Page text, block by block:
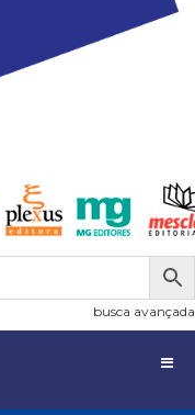
busca avançada